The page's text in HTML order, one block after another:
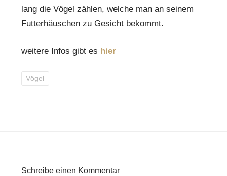
lang die Vögel zählen, welche man an seinem
Futterhäuschen zu Gesicht bekommt.
weitere Infos gibt es hier
Vögel
Schreibe einen Kommentar